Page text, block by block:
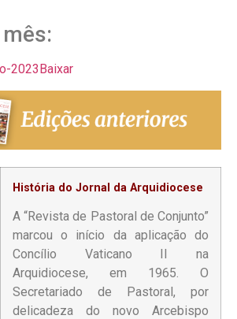
2023 Baixar
História do Jornal da Arquidiocese
A “Revista de Pastoral de Conjunto”
marcou o início da aplicação do
Concílio Vaticano II na
Arquidiocese, em 1965. O
Secretariado de Pastoral, por
delicadeza do novo Arcebispo